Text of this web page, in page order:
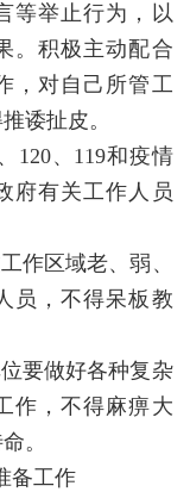
等举止行为，以
。积极主动配合
，对自己所管工
诿扯皮。
120、119和疫情
府有关工作人员
作区域老、弱、
员，不得呆板教
要做好各种复杂
作，不得麻痹大
。
备工作